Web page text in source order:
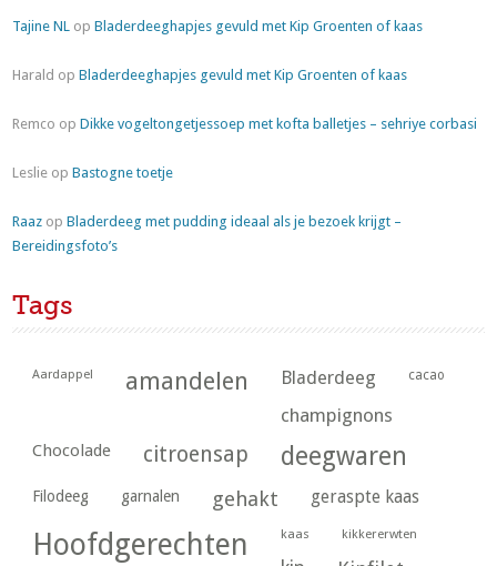
Tajine NL opBladerdeeghapjes gevuld met Kip Groenten of kaas
Harald opBladerdeeghapjes gevuld met Kip Groenten of kaas
Remco opDikke vogeltongetjessoep met kofta balletjes – sehriye corbasi
Leslie opBastogne toetje
Raaz opBladerdeeg met pudding ideaal als je bezoek krijgt –
Bereidingsfoto’s
Tags
Aardappel amandelen Bladerdeeg cacao
champignons
Chocolade citroensap deegwaren
Filodeeg garnalen gehakt geraspte kaas
Hoofdgerechten kaas kikkererwten